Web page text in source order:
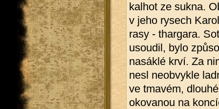
kalhot ze sukna.
v jeho rysech
rasy - thargara.
usoudil, bylo
nasáklé krví. Za
nesl neobvykle
ve tmavém,
okovanou na